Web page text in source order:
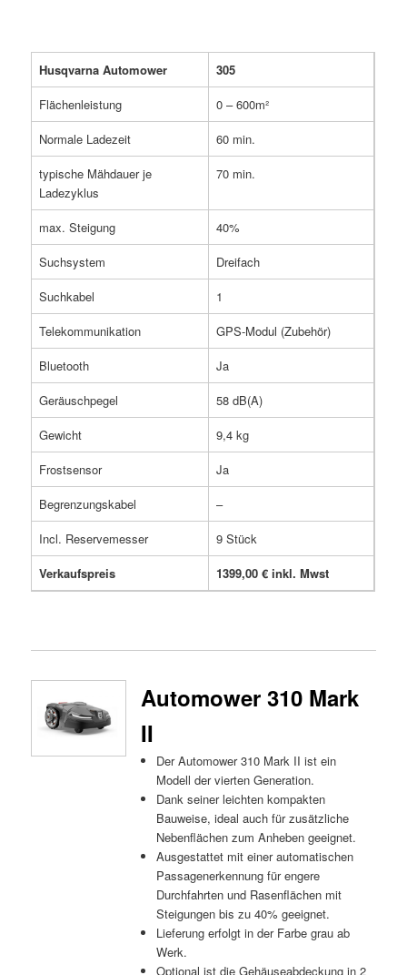
Husqvarna Automower
305
Flächenleistung
0 – 600m²
Normale Ladezeit
60 min.
typische Mähdauer je
Ladezyklus
70 min.
max. Steigung
40%
Suchsystem
Dreifach
Suchkabel
1
Telekommunikation
GPS-Modul (Zubehör)
Bluetooth
Ja
Geräuschpegel
58 dB(A)
Gewicht
9,4 kg
Frostsensor
Ja
Begrenzungskabel
–
Incl. Reservemesser
9 Stück
Verkaufspreis
1399,00 € inkl. Mwst
Automower 310 Mark
II
Der Automower 310 Mark II ist ein
Modell der vierten Generation.
Dank seiner leichten kompakten
Bauweise, ideal auch für zusätzliche
Nebenflächen zum Anheben geeignet.
Ausgestattet mit einer automatischen
Passagenerkennung für engere
Durchfahrten und Rasenflächen mit
Steigungen bis zu 40% geeignet.
Lieferung erfolgt in der Farbe grau ab
Werk.
Optional ist die Gehäuseabdeckung in 2